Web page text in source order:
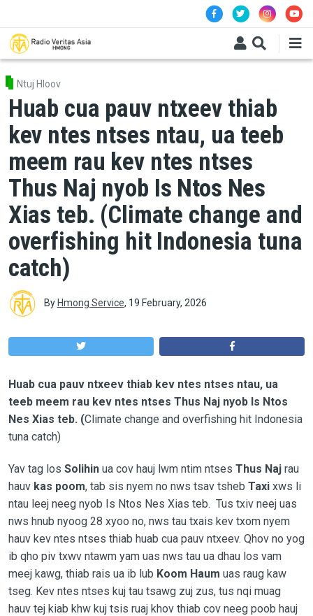
Ntuj Hloov
Huab cua pauv ntxeev thiab
kev ntes ntses ntau, ua teeb
meem rau kev ntes ntses
Thus Naj nyob Is Ntos Nes
Xias teb. (Climate change and
overfishing hit Indonesia tuna
catch)
By Hmong Service, 19 February, 2026
Huab cua pauv ntxeev thiab kev ntes ntses ntau, ua
teeb meem rau kev ntes ntses Thus Naj nyob Is Ntos
Nes Xias teb. (Climate change and overfishing hit Indonesia
tuna catch)
Yav tag los Solihinua cov hauj lwm ntim ntses Thus Najrau
hauv kas poom, tab sis nyem no nws tsav tsheb Taxixws li
ntau leej neeg nyob Is Ntos Nes Xias teb. Tus txiv neej uas
nws hnub nyoog 28 xyoo no, nws tau txais kev txom nyem
hauv kev ntes ntses thiab huab cua pauv ntxeev. Qhov no yog
ib qho piv txwv ntawm yam uas nws tau ua dhau los vam
meej kawg, thiab rais ua ib lub Koom Haum uas raug kaw
tseg. Kev ntes ntses kuj tau tsawg zuj zus, tus nqi muag
hauv tej kiab khw kuj tsis ruaj khov thiab cov neeg poob hauj